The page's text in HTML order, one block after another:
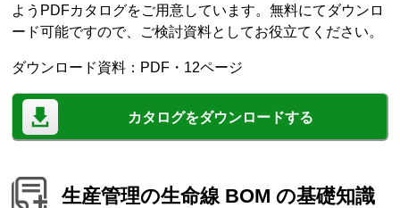
ようPDFカタログをご用意しています。無料にてダウンロ
ード可能ですので、ご検討資料としてお役立てください。
ダウンロード資料：PDF・12ページ
カタログをダウンロードする
生産管理の生命線 BOM の基礎知識